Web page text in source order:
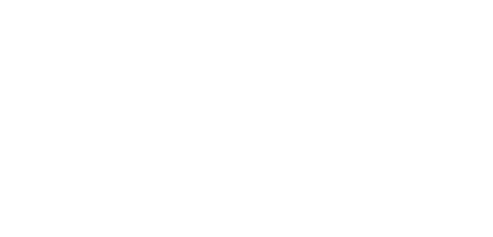
hàng mục tiêu.